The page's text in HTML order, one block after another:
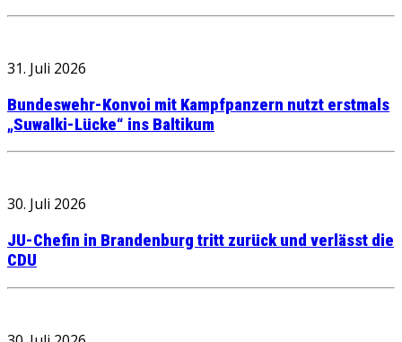
31. Juli 2026
Bundeswehr-Konvoi mit Kampfpanzern nutzt erstmals
„Suwalki-Lücke“ ins Baltikum
30. Juli 2026
JU-Chefin in Brandenburg tritt zurück und verlässt die
CDU